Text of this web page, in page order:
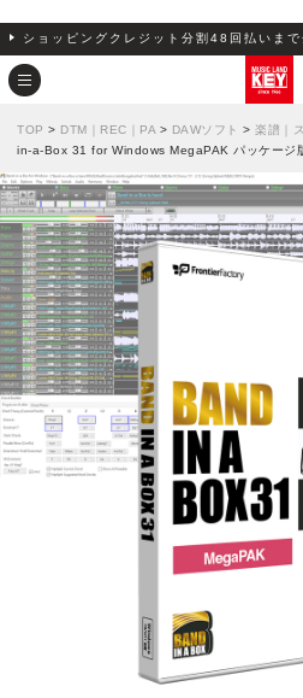
ショッピングクレジット分割48回払いまで
TOP > DTM｜REC｜PA > DAWソフト > 楽譜｜
in-a-Box 31 for Windows MegaPAK パッケージ